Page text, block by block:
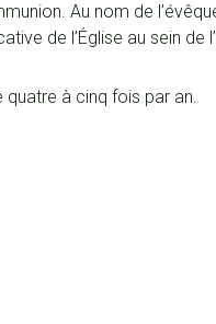
Au nom de
de l’Église au sein de
quatre à cinq fois par an.